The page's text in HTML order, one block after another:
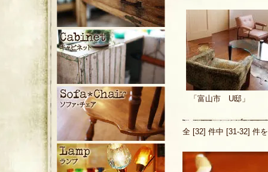
「富山市 U邸」
全 [32] 件中 [31-32] 件